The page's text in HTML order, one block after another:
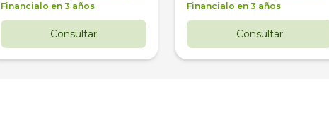
Financialo en 3 años
Consultar
Financialo en 3 años
Consultar